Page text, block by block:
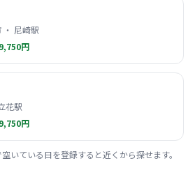
・ 尼崎駅
円
花駅
円
いている日を登録すると近くから探せます。